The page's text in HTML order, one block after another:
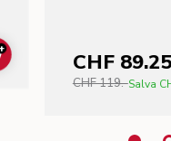
ADD TO CARTCHF 89.25
CHF 119.-Salva